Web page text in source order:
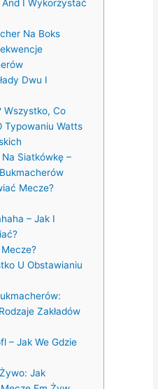
I Wykorzystać
Na Boks
Dwu I
Wszystko, Co
Typowaniu Watts
Siatkówkę –
Mecze?
– Jak I
U Obstawianiu
Zakładów
– Jak We Gdzie
Jak